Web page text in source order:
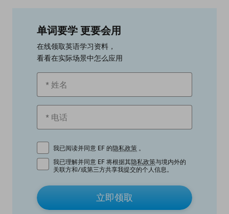
单词要学 更要会用
在线领取英语学习资料，
看看在实际场景中怎么应用
我已阅读并同意 EF 的隐私政策 。
我已理解并同意 EF 将根据其隐私政策与境内外的
关联方和/或第三方共享我提交的个人信息。
立即领取